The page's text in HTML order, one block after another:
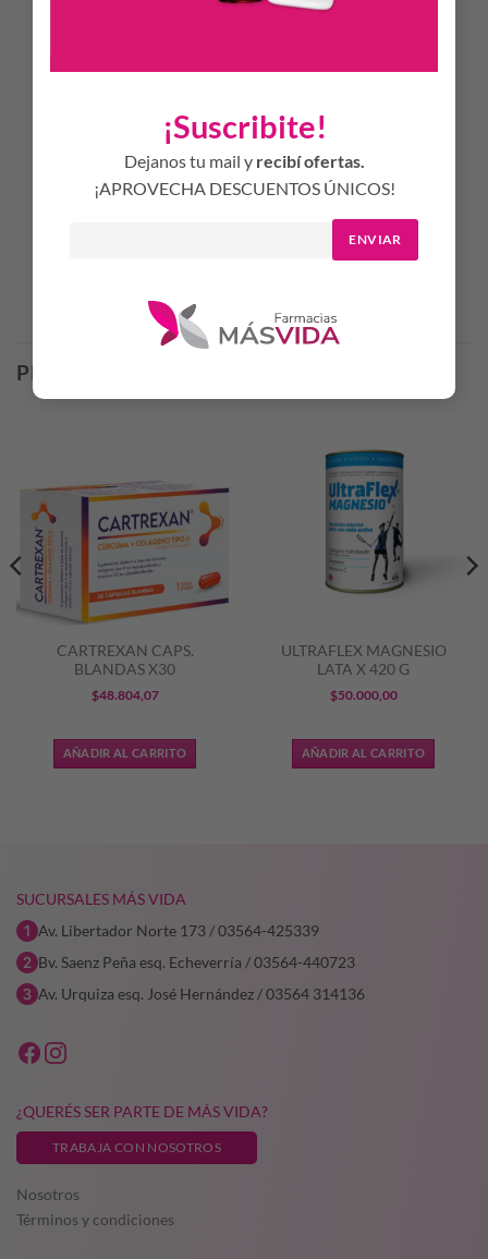
¡Suscribite!
Dejanos tu mail y recibí ofertas.
¡APROVECHA DESCUENTOS ÚNICOS!
ENVIAR
Se recomienda tomar 1 comprimido (una porción)
acompañado de un vaso de agua, preferentemente en el
desayuno o almuerzo.
Productos Relacionados
PRODUCTOS RELACIONADOS
CARTREXAN CAPS.
BLANDAS X30
$48.804,07
AÑADIR AL CARRITO
ULTRAFLEX MAGNESIO
LATA X 420 G
$50.000,00
AÑADIR AL CARRITO
SUCURSALES MÁS VIDA
Av. Libertador Norte 173 / 03564-425339
Bv. Saenz Peña esq. Echeverría / 03564-440723
Av. Urquiza esq. José Hernández / 03564 314136
¿QUERÉS SER PARTE DE MÁS VIDA?
TRABAJA CON NOSOTROS
Nosotros
Términos y condiciones